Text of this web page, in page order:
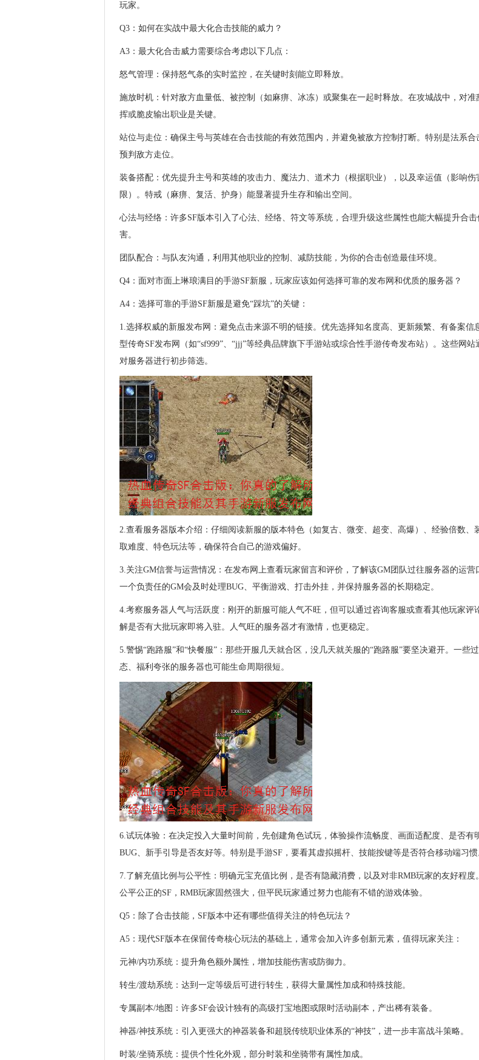
玩家。
Q3：如何在实战中最大化合击技能的威力？
A3：最大化合击威力需要综合考虑以下几点：
怒气管理：保持怒气条的实时监控，在关键时刻能立即释放。
施放时机：针对敌方血量低、被控制（如麻痹、冰冻）或聚集在一起时释放。在攻城战中，对准
挥或脆皮输出职业是关键。
站位与走位：确保主号与英雄在合击技能的有效范围内，并避免被敌方控制打断。特别是法系合
预判敌方走位。
装备搭配：优先提升主号和英雄的攻击力、魔法力、道术力（根据职业），以及幸运值（影响伤
限）。特戒（麻痹、复活、护身）能显著提升生存和输出空间。
心法与经络：许多SF版本引入了心法、经络、符文等系统，合理升级这些属性也能大幅提升合击
害。
团队配合：与队友沟通，利用其他职业的控制、减防技能，为你的合击创造最佳环境。
Q4：面对市面上琳琅满目的手游SF新服，玩家应该如何选择可靠的发布网和优质的服务器？
A4：选择可靠的手游SF新服是避免“踩坑”的关键：
1.选择权威的新服发布网：避免点击来源不明的链接。优先选择知名度高、更新频繁、有备案信
型传奇SF发布网（如“sf999”、“jjj”等经典品牌旗下手游站或综合性手游传奇发布站）。这些网站
对服务器进行初步筛选。
2.查看服务器版本介绍：仔细阅读新服的版本特色（如复古、微变、超变、高爆）、经验倍数、
取难度、特色玩法等，确保符合自己的游戏偏好。
3.关注GM信誉与运营情况：在发布网上查看玩家留言和评价，了解该GM团队过往服务器的运营
一个负责任的GM会及时处理BUG、平衡游戏、打击外挂，并保持服务器的长期稳定。
4.考察服务器人气与活跃度：刚开的新服可能人气不旺，但可以通过咨询客服或查看其他玩家评
解是否有大批玩家即将入驻。人气旺的服务器才有激情，也更稳定。
5.警惕“跑路服”和“快餐服”：那些开服几天就合区，没几天就关服的“跑路服”要坚决避开。一些
态、福利夸张的服务器也可能生命周期很短。
6.试玩体验：在决定投入大量时间前，先创建角色试玩，体验操作流畅度、画面适配度、是否有
BUG、新手引导是否友好等。特别是手游SF，要看其虚拟摇杆、技能按键等是否符合移动端习惯
7.了解充值比例与公平性：明确元宝充值比例，是否有隐藏消费，以及对非RMB玩家的友好程度
公平公正的SF，RMB玩家固然强大，但平民玩家通过努力也能有不错的游戏体验。
Q5：除了合击技能，SF版本中还有哪些值得关注的特色玩法？
A5：现代SF版本在保留传奇核心玩法的基础上，通常会加入许多创新元素，值得玩家关注：
元神/内功系统：提升角色额外属性，增加技能伤害或防御力。
转生/渡劫系统：达到一定等级后可进行转生，获得大量属性加成和特殊技能。
专属副本/地图：许多SF会设计独有的高级打宝地图或限时活动副本，产出稀有装备。
神器/神技系统：引入更强大的神器装备和超脱传统职业体系的“神技”，进一步丰富战斗策略。
时装/坐骑系统：提供个性化外观，部分时装和坐骑带有属性加成。